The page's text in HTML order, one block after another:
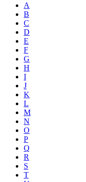
A
B
C
D
E
F
G
H
I
J
K
L
M
N
O
P
Q
R
S
T